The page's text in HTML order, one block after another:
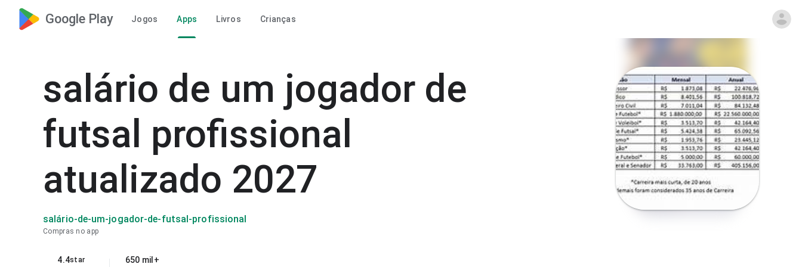
Google Play Jogos Apps Livros Crianças
salário de um jogador de
futsal profissional
atualizado 2027
salário-de-um-jogador-de-futsal-profissional
Compras no app
4.4star
650 mil+